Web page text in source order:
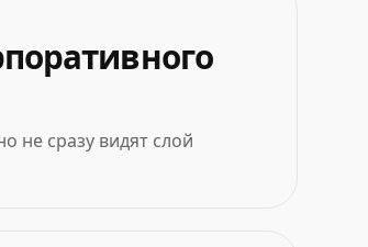
не сразу видят слой